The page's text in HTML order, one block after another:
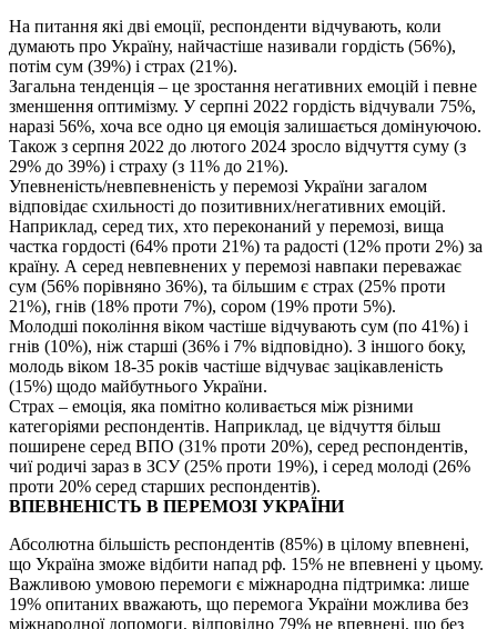
На питання які дві емоції, респонденти відчувають, коли
думають про Україну, найчастіше називали гордість (56%),
потім сум (39%) і страх (21%).
Загальна тенденція – це зростання негативних емоцій і певне
зменшення оптимізму. У серпні 2022 гордість відчували 75%,
наразі 56%, хоча все одно ця емоція залишається домінуючою.
Також з серпня 2022 до лютого 2024 зросло відчуття суму (з
29% до 39%) і страху (з 11% до 21%).
Упевненість/невпевненість у перемозі України загалом
відповідає схильності до позитивних/негативних емоцій.
Наприклад, серед тих, хто переконаний у перемозі, вища
частка гордості (64% проти 21%) та радості (12% проти 2%) за
країну. А серед невпевнених у перемозі навпаки переважає
сум (56% порівняно 36%), та більшим є страх (25% проти
21%), гнів (18% проти 7%), сором (19% проти 5%).
Молодші покоління віком частіше відчувають сум (по 41%) і
гнів (10%), ніж старші (36% і 7% відповідно). З іншого боку,
молодь віком 18-35 років частіше відчуває зацікавленість
(15%) щодо майбутнього України.
Страх – емоція, яка помітно коливається між різними
категоріями респондентів. Наприклад, це відчуття більш
поширене серед ВПО (31% проти 20%), серед респондентів,
чиї родичі зараз в ЗСУ (25% проти 19%), і серед молоді (26%
проти 20% серед старших респондентів).
ВПЕВНЕНІСТЬ В ПЕРЕМОЗІ УКРАЇНИ
Абсолютна більшість респондентів (85%) в цілому впевнені,
що Україна зможе відбити напад рф. 15% не впевнені у цьому.
Важливою умовою перемоги є міжнародна підтримка: лише
19% опитаних вважають, що перемога України можлива без
міжнародної допомоги, відповідно 79% не впевнені, що без